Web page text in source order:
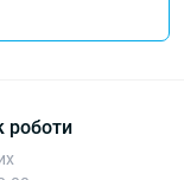
роботи